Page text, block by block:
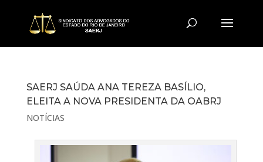
SAERJ SAÚDA ANA TEREZA BASÍLIO,
ELEITA A NOVA PRESIDENTA DA OABRJ
NOTÍCIAS